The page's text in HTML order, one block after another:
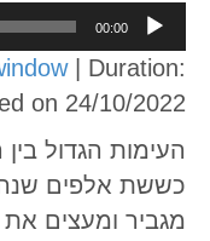
Audio
Player
00:00
| Duration:
on 24/10/2022
העימות הגדול
כששת אלפים
מגביר ומעצים